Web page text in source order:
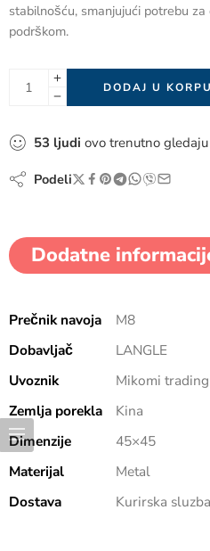
stabilnošću, smanjujući potrebu
podrškom.
DODAJ U KORPU
53 ljudi ovo trenutno gledaju
Podeli
Dodatne
Prečnik navoja
M8
Dobavljač
LANGLE
Uvoznik
Mikomi trading
Zemlja porekla
Kina
Dimenzije
45×45
Materijal
Metal
Dostava
Kurirska